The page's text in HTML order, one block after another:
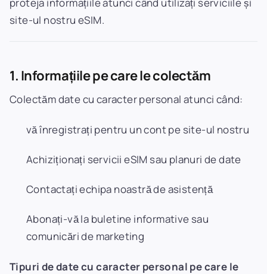
site-ul nostru eSIM.
1. Informațiile pe care le colectăm
Colectăm date cu caracter personal atunci când:
vă înregistrați pentru un cont pe site-ul nostru
Achiziționați servicii eSIM sau planuri de date
Contactați echipa noastră de asistență
Abonați-vă la buletine informative sau
comunicări de marketing
Tipuri de date cu caracter personal pe care le